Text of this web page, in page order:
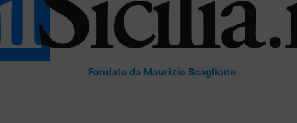
Fondato da Maurizio Scaglione